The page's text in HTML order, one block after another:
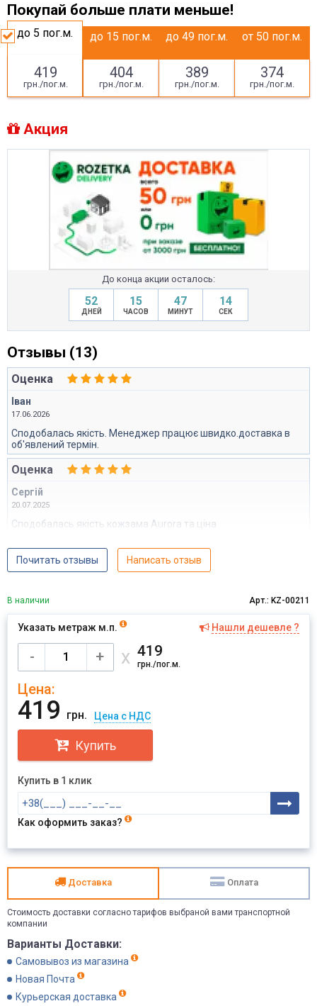
Покупай больше плати меньше!
до 5 пог.м.
419
грн./пог.м.
до 15 пог.м.
404
грн./пог.м.
до 49 пог.м.
389
грн./пог.м.
от 50 пог.м.
374
грн./пог.м.
Акция
До конца акции осталось:
52
ДНЕЙ
15
ЧАСОВ
47
МИНУТ
14
СЕК
Отзывы (13)
Оценка
Іван
17.06.2026
Сподобалась якість. Менеджер працює швидко.доставка в
об'явлений термін.
Оценка
Сергій
20.07.2025
Сподобалась якість кожзама Aurora та ціна
Почитать отзывы Написать отзыв
В наличии Арт.: KZ-00211
Указать метраж м.п. Нашли дешевле ?
- + х 419
грн./пог.м.
Цена:
419 грн. Цена с НДС
Купить
Купить в 1 клик
Как оформить заказ?
Доставка Оплата
Стоимость доставки согласно тарифов выбраной вами транспортной
компании
Варианты Доставки:
Самовывоз из магазина
Новая Почта
Курьерская доставка